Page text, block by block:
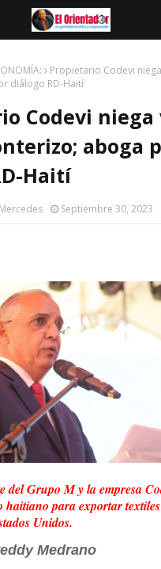
Propietario Codevi
diálogo RD-Haití
Codevi niega
aboga
Haití
Septiembre 30, 2023
del Grupo M y la empresa
haitiano para exportar
Unidos.
Medrano